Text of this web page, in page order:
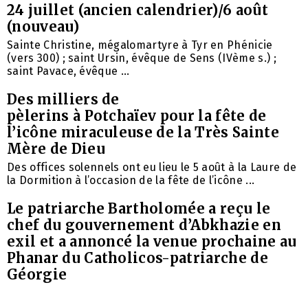
24 juillet (ancien calendrier)/6 août
(nouveau)
Sainte Christine, mégalomartyre à Tyr en Phénicie
(vers 300) ; saint Ursin, évêque de Sens (IVème s.) ;
saint Pavace, évêque ...
Des milliers de
pèlerins à Potchaïev pour la fête de
l’icône miraculeuse de la Très Sainte
Mère de Dieu
Des offices solennels ont eu lieu le 5 août à la Laure de
la Dormition à l’occasion de la fête de l’icône ...
Le patriarche Bartholomée a reçu le
chef du gouvernement d’Abkhazie en
exil et a annoncé la venue prochaine au
Phanar du Catholicos-patriarche de
Géorgie